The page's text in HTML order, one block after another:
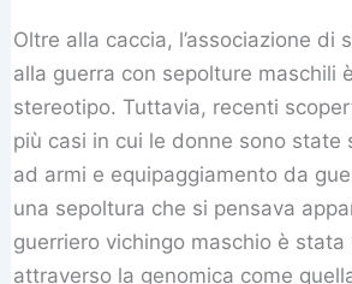
Oltre alla caccia, l’associazione di
alla guerra con sepolture maschili
stereotipo. Tuttavia, recenti
più casi in cui le donne sono state
ad armi e equipaggiamento da
una sepoltura che si pensava
guerriero vichingo maschio è stata
attraverso la genomica come